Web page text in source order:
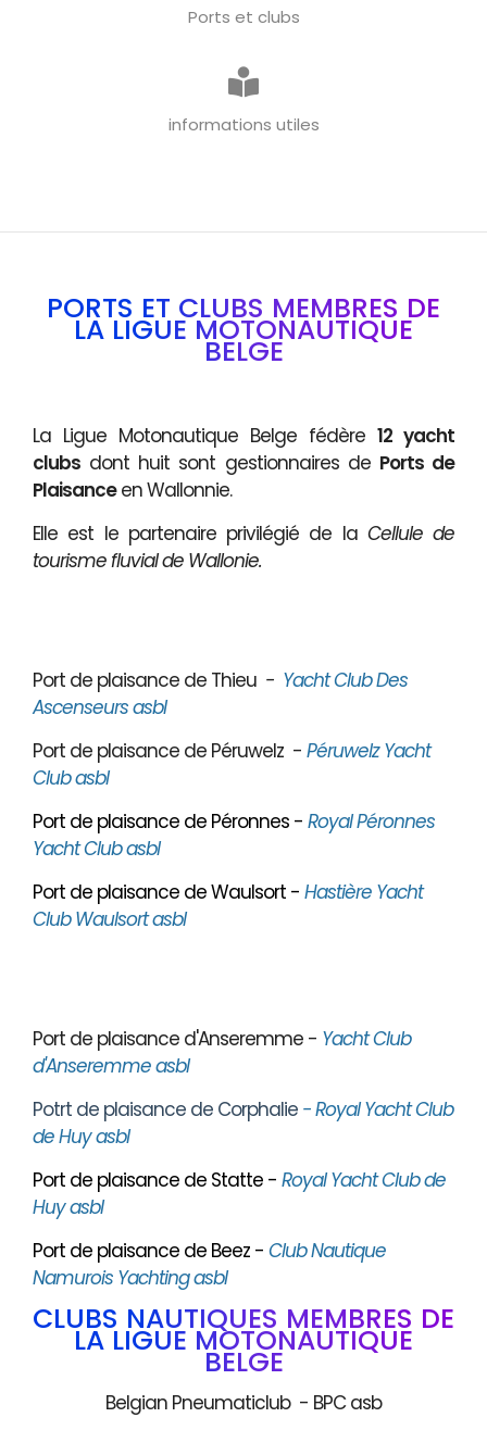
Ports et clubs
informations utiles
PORTS ET CLUBS MEMBRES DE
LA LIGUE MOTONAUTIQUE
BELGE
La Ligue Motonautique Belge fédère 12 yacht
clubs dont huit sont gestionnaires de Ports de
Plaisanceen Wallonnie.
Elle est le partenaire privilégié de la Cellule de
tourisme fluvial de Wallonie.
Port de plaisance de Thieu - Yacht Club Des
Ascenseurs asbl
Port de plaisance de Péruwelz - Péruwelz Yacht
Club asbl
Port de plaisance de Péronnes - Royal Péronnes
Yacht Club asbl
Port de plaisance de Waulsort - Hastière Yacht
Club Waulsort asbl
Port de plaisance d'Anseremme - Yacht Club
d'Anseremme asbl
Potrt de plaisance de Corphalie - Royal Yacht Club
de Huy asbl
Port de plaisance de Statte - Royal Yacht Club de
Huy asbl
Port de plaisance de Beez - Club Nautique
Namurois Yachting asbl
CLUBS NAUTIQUES MEMBRES DE
LA LIGUE MOTONAUTIQUE
BELGE
Belgian Pneumaticlub - BPC asb